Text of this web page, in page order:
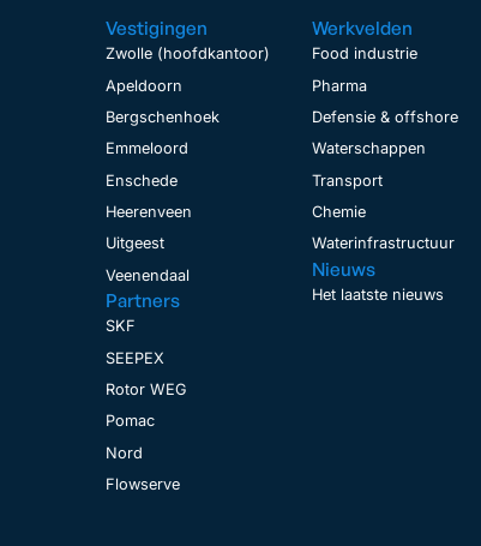
Vestigingen
Zwolle (hoofdkantoor)
Apeldoorn
Bergschenhoek
Emmeloord
Enschede
Heerenveen
Uitgeest
Veenendaal
Partners
SKF
SEEPEX
Rotor WEG
Pomac
Nord
Flowserve
Werkvelden
Food industrie
Pharma
Defensie & offshore
Waterschappen
Transport
Chemie
Waterinfrastructuur
Nieuws
Het laatste nieuws